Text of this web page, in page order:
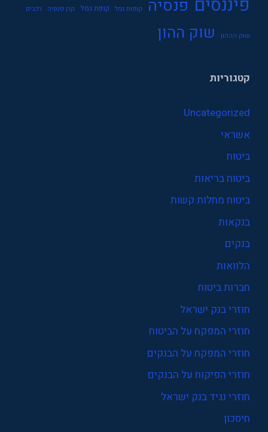
פיננסים פנסיה קופות גמל קופת גמל קרן פנסיה רכבים
שוק הההון שוק ההון
קטגוריות
Uncategorized
אשראי
ביטוח
ביטוח בריאות
ביטוח מחלות קשות
בנקאות
בנקים
הלוואות
חברות ביטוח
חוזרי בנק ישראל
חוזרי המפקח על הביטוח
חוזרי המפקח על הבנקים
חוזרי הפיקוח על הבנקים
חוזרי נגיד בנק ישראל
חיסכון